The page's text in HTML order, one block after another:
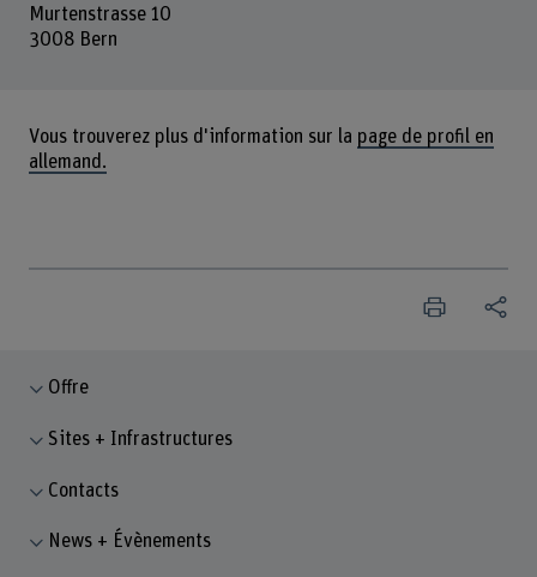
Murtenstrasse 10
3008 Bern
Vous trouverez plus d'information sur la page de profil en
allemand.
Offre
Sites + Infrastructures
Contacts
News + Évènements